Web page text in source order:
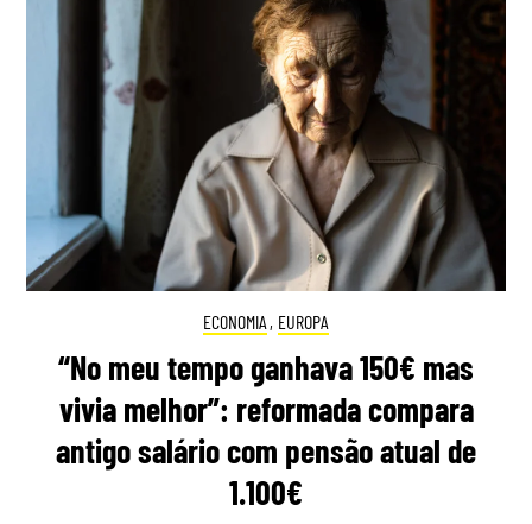
ECONOMIA , EUROPA
“No meu tempo ganhava 150€ mas
vivia melhor”: reformada compara
antigo salário com pensão atual de
1.100€